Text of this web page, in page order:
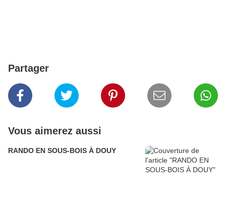
Partager
Vous aimerez aussi
RANDO EN SOUS-BOIS À DOUY